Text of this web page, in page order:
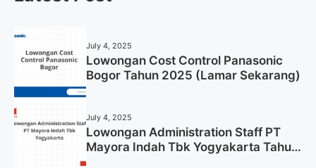
July 4, 2025
Lowongan Cost Control Panasonic
Bogor Tahun 2025 (Lamar Sekarang)
July 4, 2025
Lowongan Administration Staff PT
Mayora Indah Tbk Yogyakarta Tahun